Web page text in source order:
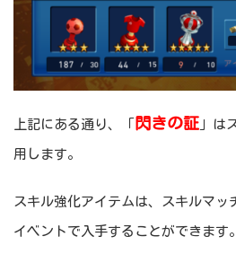
上記にある通り、「 閃きの証 」は
用します。
スキル強化アイテムは、スキルマッ
イベントで入手することができます。